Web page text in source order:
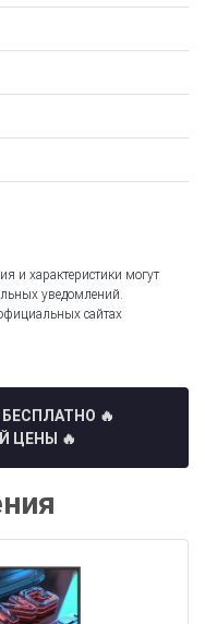
и характеристики могут
уведомлений.
сайтах
🔥
ЦЕНЫ 🔥